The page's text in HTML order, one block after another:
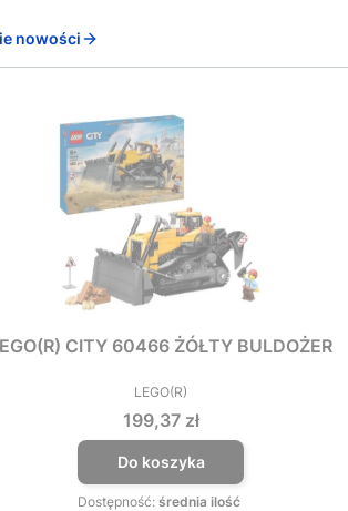
nowości
CITY 60466 ŻÓŁTY BULDOŻER
PRODUCENT
LEGO(R)
Cena
199,37 zł
Do koszyka
Dostępność: średnia ilość